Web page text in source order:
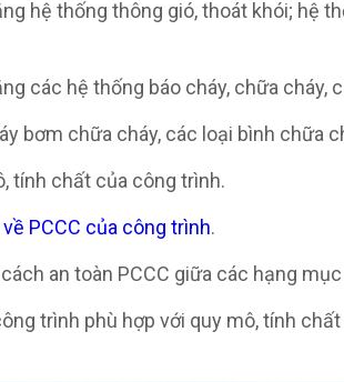
hệ thống thông gió, thoát khói; hệ
các hệ thống báo cháy, chữa cháy,
bơm chữa cháy, các loại bình chữa
tính chất của công trình.
PCCC của công trình.
an toàn PCCC giữa các hạng
trình phù hợp với quy mô, tính
HOÀN THÀNH